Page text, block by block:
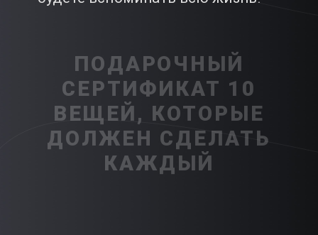
ПОДАРОЧНЫЙ
СЕРТИФИКАТ 10
ВЕЩЕЙ, КОТОРЫЕ
ДОЛЖЕН СДЕЛАТЬ
КАЖДЫЙ